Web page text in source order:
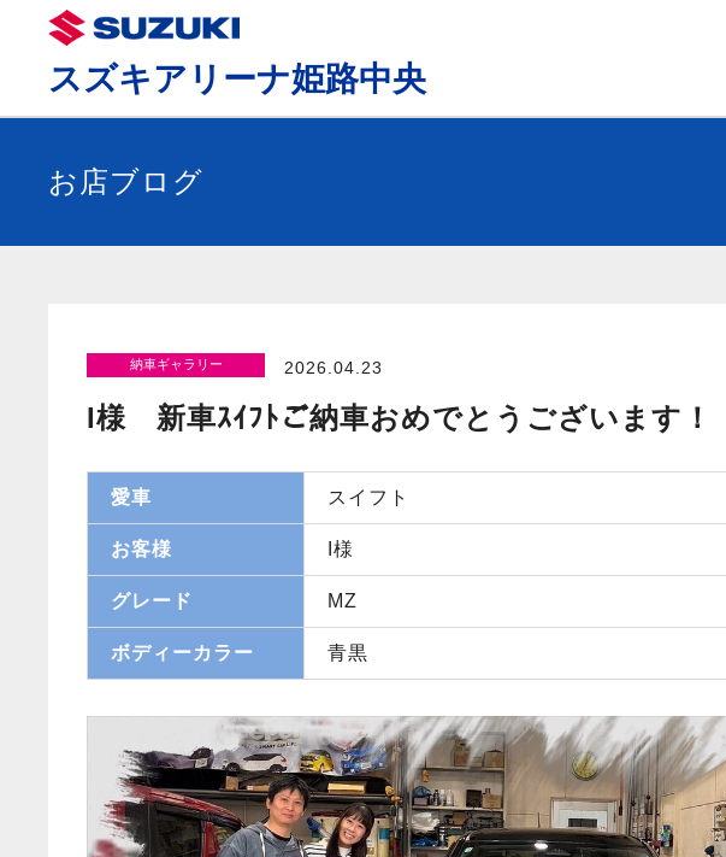
スズキアリーナ姫路中央
お店ブログ
納車ギャラリー 2026.04.23
I様 新車ｽｲﾌﾄご納車おめでとうございます！
愛車 スイフト
お客様 I様
グレード MZ
ボディーカラー 青黒